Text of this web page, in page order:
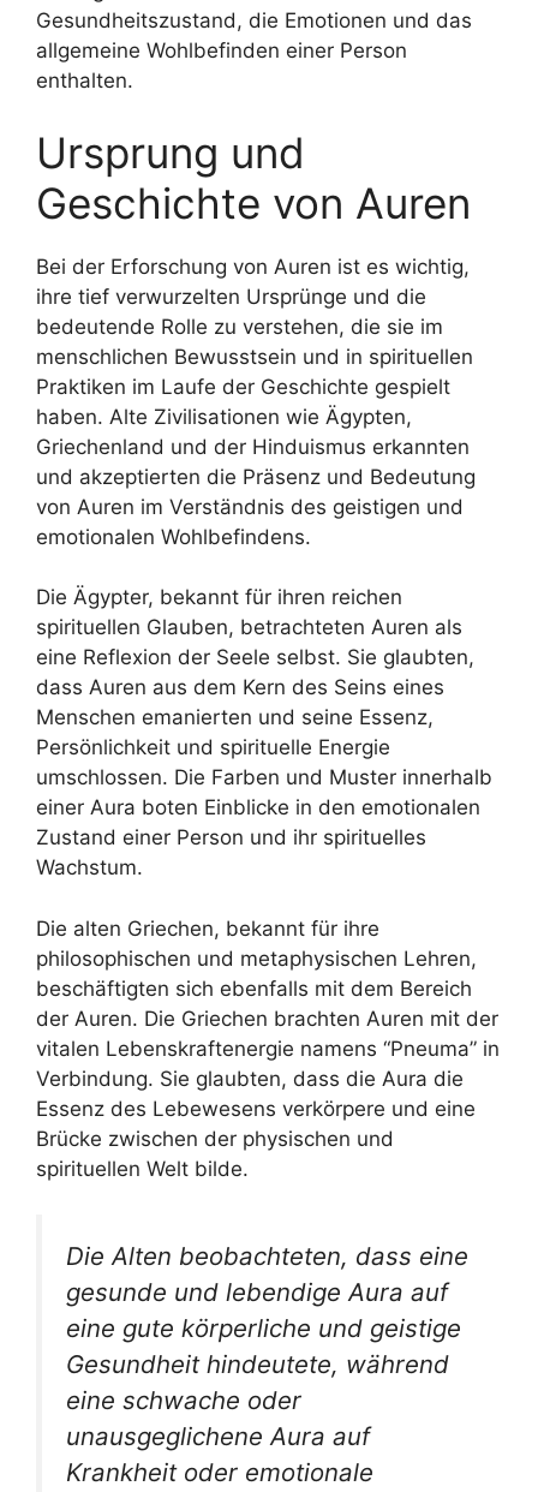
Gesundheitszustand, die Emotionen und das
allgemeine Wohlbefinden einer Person
enthalten.
Ursprung und
Geschichte von Auren
Bei der Erforschung von Auren ist es wichtig,
ihre tief verwurzelten Ursprünge und die
bedeutende Rolle zu verstehen, die sie im
menschlichen Bewusstsein und in spirituellen
Praktiken im Laufe der Geschichte gespielt
haben. Alte Zivilisationen wie Ägypten,
Griechenland und der Hinduismus erkannten
und akzeptierten die Präsenz und Bedeutung
von Auren im Verständnis des geistigen und
emotionalen Wohlbefindens.
Die Ägypter, bekannt für ihren reichen
spirituellen Glauben, betrachteten Auren als
eine Reflexion der Seele selbst. Sie glaubten,
dass Auren aus dem Kern des Seins eines
Menschen emanierten und seine Essenz,
Persönlichkeit und spirituelle Energie
umschlossen. Die Farben und Muster innerhalb
einer Aura boten Einblicke in den emotionalen
Zustand einer Person und ihr spirituelles
Wachstum.
Die alten Griechen, bekannt für ihre
philosophischen und metaphysischen Lehren,
beschäftigten sich ebenfalls mit dem Bereich
der Auren. Die Griechen brachten Auren mit der
vitalen Lebenskraftenergie namens “Pneuma” in
Verbindung. Sie glaubten, dass die Aura die
Essenz des Lebewesens verkörpere und eine
Brücke zwischen der physischen und
spirituellen Welt bilde.
Die Alten beobachteten, dass eine
gesunde und lebendige Aura auf
eine gute körperliche und geistige
Gesundheit hindeutete, während
eine schwache oder
unausgeglichene Aura auf
Krankheit oder emotionale